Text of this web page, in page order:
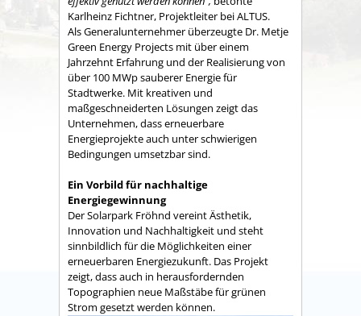
Karlheinz Fichtner, Projektleiter bei ALTUS.
Als Generalunternehmer überzeugte Dr. Metje
Green Energy Projects mit über einem
Jahrzehnt Erfahrung und der Realisierung von
über 100 MWp sauberer Energie für
Stadtwerke. Mit kreativen und
maßgeschneiderten Lösungen zeigt das
Unternehmen, dass erneuerbare
Energieprojekte auch unter schwierigen
Bedingungen umsetzbar sind.
Ein Vorbild für nachhaltige
Energiegewinnung
Der Solarpark Fröhnd vereint Ästhetik,
Innovation und Nachhaltigkeit und steht
sinnbildlich für die Möglichkeiten einer
erneuerbaren Energiezukunft. Das Projekt
zeigt, dass auch in herausfordernden
Topographien neue Maßstäbe für grünen
Strom gesetzt werden können.